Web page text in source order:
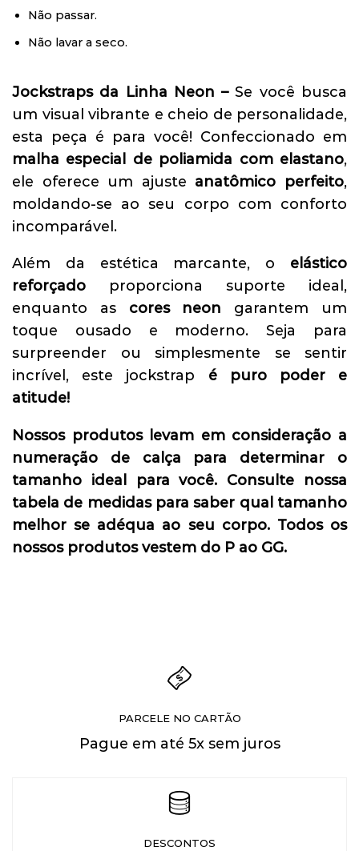
Não passar.
Não lavar a seco.
Jockstraps da Linha Neon –Se você busca
um visual vibrante e cheio de personalidade,
esta peça é para você! Confeccionado em
malha especial de poliamida com elastano,
ele oferece um ajuste anatômico perfeito,
moldando-se ao seu corpo com conforto
incomparável.
Além da estética marcante, o elástico
reforçado proporciona suporte ideal,
enquanto as cores neon garantem um
toque ousado e moderno. Seja para
surpreender ou simplesmente se sentir
incrível, este jockstrap é puro poder e
atitude!
Nossos produtos levam em consideração a
numeração de calça para determinar o
tamanho ideal para você. Consulte nossa
tabela de medidas para saber qual tamanho
melhor se adéqua ao seu corpo. Todos os
nossos produtos vestem do P ao GG.
PARCELE NO CARTÃO
Pague em até 5x sem juros
DESCONTOS